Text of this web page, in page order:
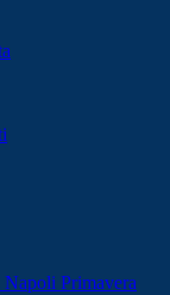
Primavera